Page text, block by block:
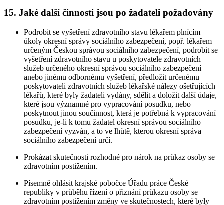
15. Jaké další činnosti jsou po žadateli požadovány
Podrobit se vyšetření zdravotního stavu lékařem plnícím
úkoly okresní správy sociálního zabezpečení, popř. lékařem
určeným Českou správou sociálního zabezpečení, podrobit se
vyšetření zdravotního stavu u poskytovatele zdravotních
služeb určeného okresní správou sociálního zabezpečení
anebo jinému odbornému vyšetření, předložit určenému
poskytovateli zdravotních služeb lékařské nálezy ošetřujících
lékařů, které byly žadateli vydány, sdělit a doložit další údaje,
které jsou významné pro vypracování posudku, nebo
poskytnout jinou součinnost, která je potřebná k vypracování
posudku, je-li k tomu žadatel okresní správou sociálního
zabezpečení vyzván, a to ve lhůtě, kterou okresní správa
sociálního zabezpečení určí.
Prokázat skutečnosti rozhodné pro nárok na průkaz osoby se
zdravotním postižením.
Písemně ohlásit krajské pobočce Úřadu práce České
republiky v průběhu řízení o přiznání průkazu osoby se
zdravotním postižením změny ve skutečnostech, které byly